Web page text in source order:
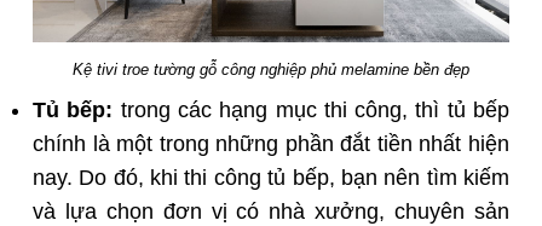
Kệ tivi troe tường gỗ công nghiệp phủ melamine bền đẹp
Tủ bếp: trong các hạng mục thi công, thì tủ bếp
chính là một trong những phần đắt tiền nhất hiện
nay. Do đó, khi thi công tủ bếp, bạn nên tìm kiếm
và lựa chọn đơn vị có nhà xưởng, chuyên sản